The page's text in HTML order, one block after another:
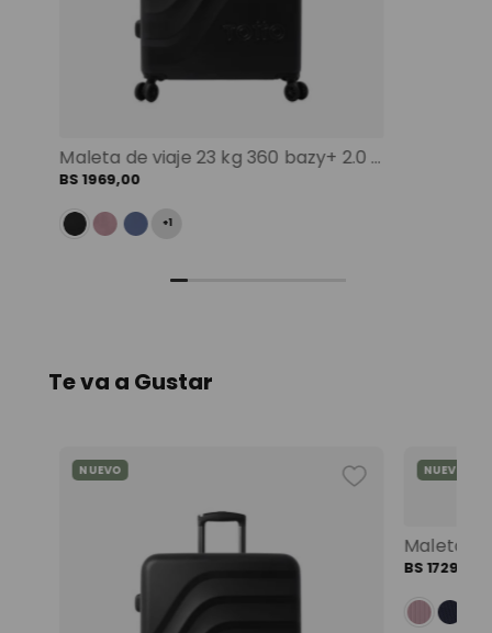
Maleta de viaje 23 kg 360 bazy+ 2.0 bodega negro color: negro
BS 1969,00
+1
Te va a Gustar
NUEVO NUEVO
BS 1729